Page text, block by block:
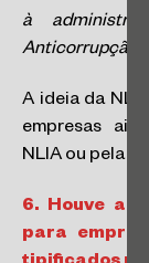
à
Anticorrupção
A ideia da
empresas
NLIA ou pela
6. Houve
para